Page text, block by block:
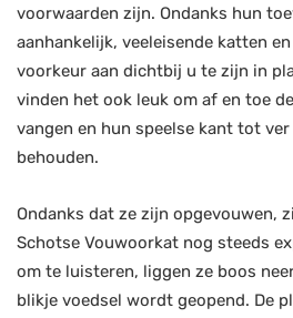
voorwaarden zijn. Ondanks hun
aanhankelijk, veeleisende katten
voorkeur aan dichtbij u te zijn in
vinden het ook leuk om af en toe
vangen en hun speelse kant tot
behouden.
Ondanks dat ze zijn opgevouwen,
Schotse Vouwoorkat nog steeds
om te luisteren, liggen ze boos
blikje voedsel wordt geopend. De